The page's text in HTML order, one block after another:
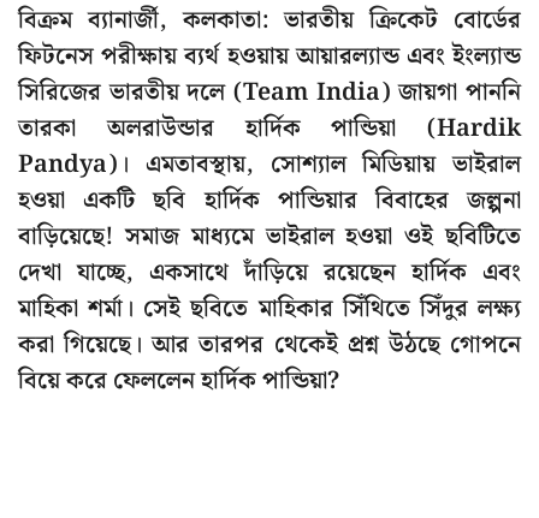
বিক্রম ব্যানার্জী, কলকাতা: ভারতীয় ক্রিকেট বোর্ডের
ফিটনেস পরীক্ষায় ব্যর্থ হওয়ায় আয়ারল্যান্ড এবং ইংল্যান্ড
সিরিজের ভারতীয় দলে (Team India) জায়গা পাননি
তারকা অলরাউন্ডার হার্দিক পান্ডিয়া (Hardik
Pandya)। এমতাবস্থায়, সোশ্যাল মিডিয়ায় ভাইরাল
হওয়া একটি ছবি হার্দিক পান্ডিয়ার বিবাহের জল্পনা
বাড়িয়েছে! সমাজ মাধ্যমে ভাইরাল হওয়া ওই ছবিটিতে
দেখা যাচ্ছে, একসাথে দাঁড়িয়ে রয়েছেন হার্দিক এবং
মাহিকা শর্মা। সেই ছবিতে মাহিকার সিঁথিতে সিঁদুর লক্ষ্য
করা গিয়েছে। আর তারপর থেকেই প্রশ্ন উঠছে গোপনে
বিয়ে করে ফেললেন হার্দিক পান্ডিয়া?